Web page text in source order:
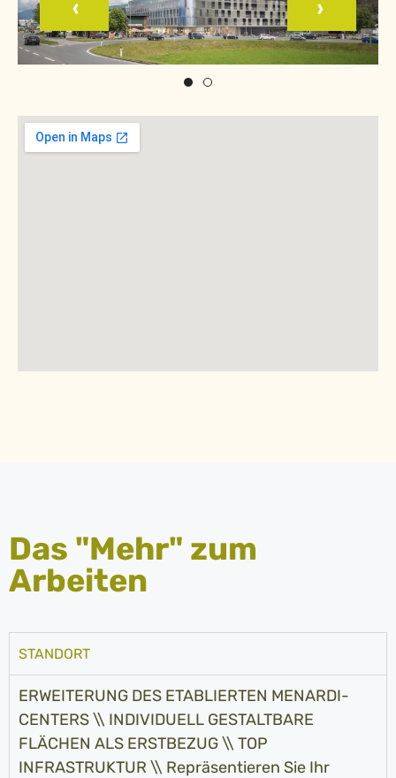
Das "Mehr" zum
Arbeiten
STANDORT
ERWEITERUNG DES ETABLIERTEN MENARDI-
CENTERS \\ INDIVIDUELL GESTALTBARE
FLÄCHEN ALS ERSTBEZUG \\ TOP
INFRASTRUKTUR \\ Repräsentieren Sie Ihr